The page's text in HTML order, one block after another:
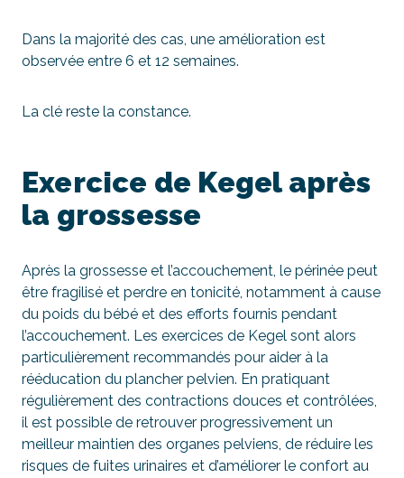
Dans la majorité des cas, une amélioration est
observée entre 6 et 12 semaines.
La clé reste la constance.
Exercice de Kegel après
la grossesse
Après la grossesse et l’accouchement, le périnée peut
être fragilisé et perdre en tonicité, notamment à cause
du poids du bébé et des efforts fournis pendant
l’accouchement. Les exercices de Kegel sont alors
particulièrement recommandés pour aider à la
rééducation du plancher pelvien. En pratiquant
régulièrement des contractions douces et contrôlées,
il est possible de retrouver progressivement un
meilleur maintien des organes pelviens, de réduire les
risques de fuites urinaires et d’améliorer le confort au